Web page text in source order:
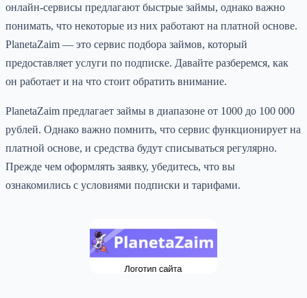
онлайн-сервисы предлагают быстрые займы, однако важно
понимать, что некоторые из них работают на платной основе.
PlanetaZaim — это сервис подбора займов, который
предоставляет услуги по подписке. Давайте разберемся, как
он работает и на что стоит обратить внимание.
PlanetaZaim предлагает займы в диапазоне от 1000 до 100 000
рублей. Однако важно помнить, что сервис функционирует на
платной основе, и средства будут списываться регулярно.
Прежде чем оформлять заявку, убедитесь, что вы
ознакомились с условиями подписки и тарифами.